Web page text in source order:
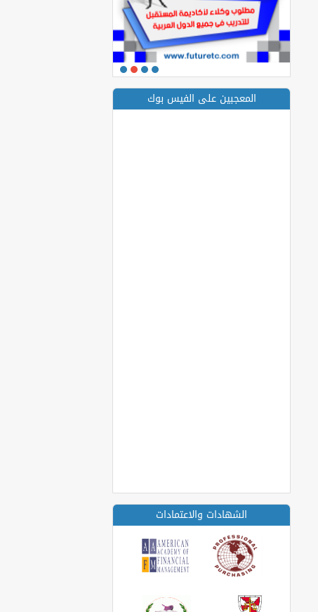
المعجبين على الفيس بوك
الشهادات والاعتمادات